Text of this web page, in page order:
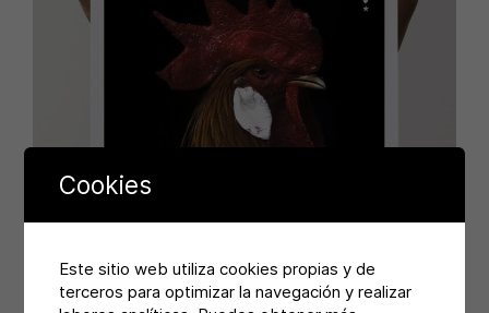
Cookies
Este sitio web utiliza cookies propias y de
terceros para optimizar la navegación y realizar